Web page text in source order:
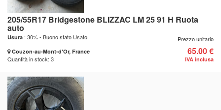
205/55R17 Bridgestone BLIZZAC LM 25 91 H Ruota
auto
Usura : 30% - Buono stato Usato
Couzon-au-Mont-d'Or, France
Quantità in stock: 3
Prezzo unitario
65.00 €
IVA inclusa